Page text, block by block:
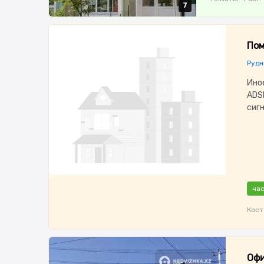
7
7
7
7
7